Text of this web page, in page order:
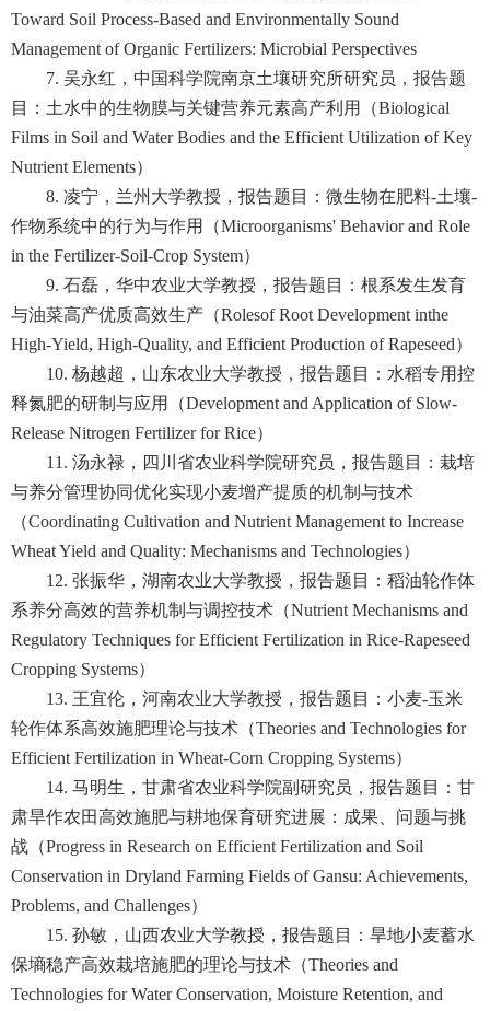
Toward Soil Process-Based and Environmentally Sound
Management of Organic Fertilizers: Microbial Perspectives
7. 吴永红，中国科学院南京土壤研究所研究员，报告题
目：土水中的生物膜与关键营养元素高产利用（Biological
Films in Soil and Water Bodies and the Efficient Utilization of Key
Nutrient Elements）
8. 凌宁，兰州大学教授，报告题目：微生物在肥料-土壤-
作物系统中的行为与作用（Microorganisms' Behavior and Role
in the Fertilizer-Soil-Crop System）
9. 石磊，华中农业大学教授，报告题目：根系发生发育
与油菜高产优质高效生产（Rolesof Root Development inthe
High-Yield, High-Quality, and Efficient Production of Rapeseed）
10. 杨越超，山东农业大学教授，报告题目：水稻专用控
释氮肥的研制与应用（Development and Application of Slow-
Release Nitrogen Fertilizer for Rice）
11. 汤永禄，四川省农业科学院研究员，报告题目：栽培
与养分管理协同优化实现小麦增产提质的机制与技术
（Coordinating Cultivation and Nutrient Management to Increase
Wheat Yield and Quality: Mechanisms and Technologies）
12. 张振华，湖南农业大学教授，报告题目：稻油轮作体
系养分高效的营养机制与调控技术（Nutrient Mechanisms and
Regulatory Techniques for Efficient Fertilization in Rice-Rapeseed
Cropping Systems）
13. 王宜伦，河南农业大学教授，报告题目：小麦-玉米
轮作体系高效施肥理论与技术（Theories and Technologies for
Efficient Fertilization in Wheat-Corn Cropping Systems）
14. 马明生，甘肃省农业科学院副研究员，报告题目：甘
肃旱作农田高效施肥与耕地保育研究进展：成果、问题与挑
战（Progress in Research on Efficient Fertilization and Soil
Conservation in Dryland Farming Fields of Gansu: Achievements,
Problems, and Challenges）
15. 孙敏，山西农业大学教授，报告题目：旱地小麦蓄水
保墒稳产高效栽培施肥的理论与技术（Theories and
Technologies for Water Conservation, Moisture Retention, and